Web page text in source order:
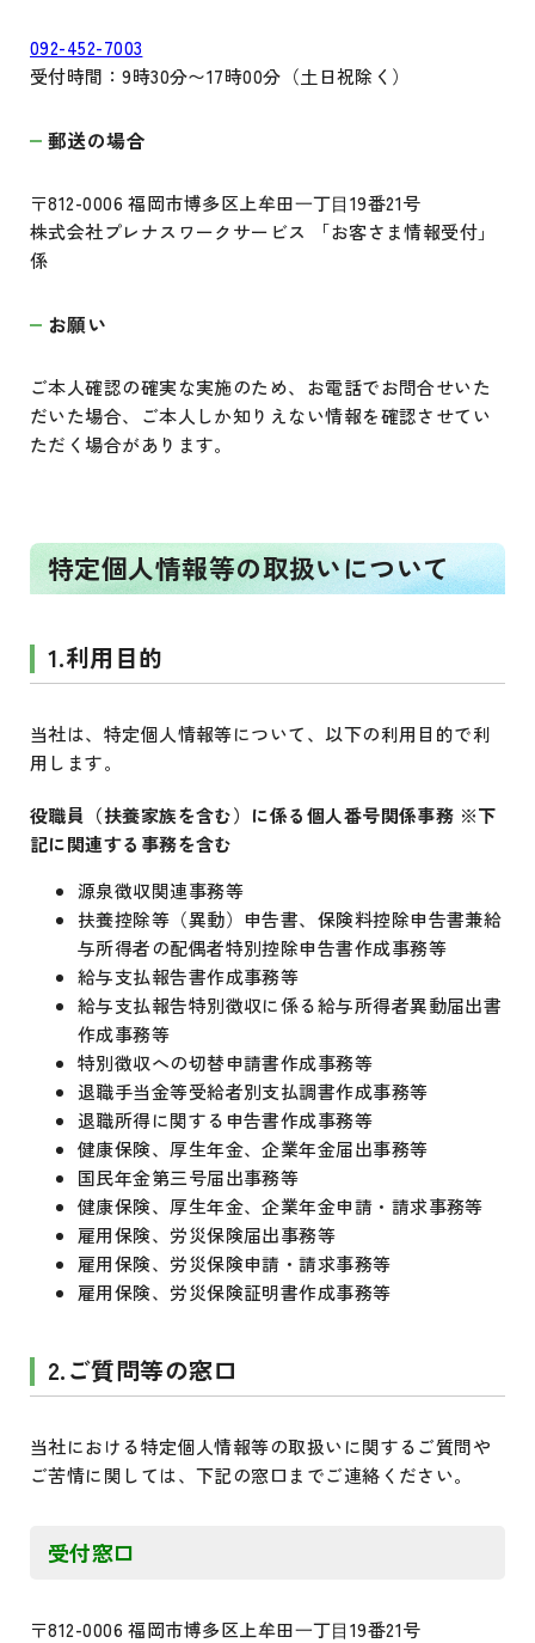
092-452-7003
受付時間：9時30分〜17時00分（土日祝除く）
郵送の場合
〒812-0006 福岡市博多区上牟田⼀丁⽬19番21号
株式会社プレナスワークサービス 「お客さま情報受付」
係
お願い
ご本人確認の確実な実施のため、お電話でお問合せいた
だいた場合、ご本人しか知りえない情報を確認させてい
ただく場合があります。
特定個人情報等の取扱いについて
1.利用目的
当社は、特定個人情報等について、以下の利用目的で利
用します。
役職員（扶養家族を含む）に係る個人番号関係事務 ※下
記に関連する事務を含む
源泉徴収関連事務等
扶養控除等（異動）申告書、保険料控除申告書兼給
与所得者の配偶者特別控除申告書作成事務等
給与支払報告書作成事務等
給与支払報告特別徴収に係る給与所得者異動届出書
作成事務等
特別徴収への切替申請書作成事務等
退職手当金等受給者別支払調書作成事務等
退職所得に関する申告書作成事務等
健康保険、厚生年金、企業年金届出事務等
国民年金第三号届出事務等
健康保険、厚生年金、企業年金申請・請求事務等
雇用保険、労災保険届出事務等
雇用保険、労災保険申請・請求事務等
雇用保険、労災保険証明書作成事務等
2.ご質問等の窓口
当社における特定個人情報等の取扱いに関するご質問や
ご苦情に関しては、下記の窓口までご連絡ください。
受付窓口
〒812-0006 福岡市博多区上牟田⼀丁⽬19番21号